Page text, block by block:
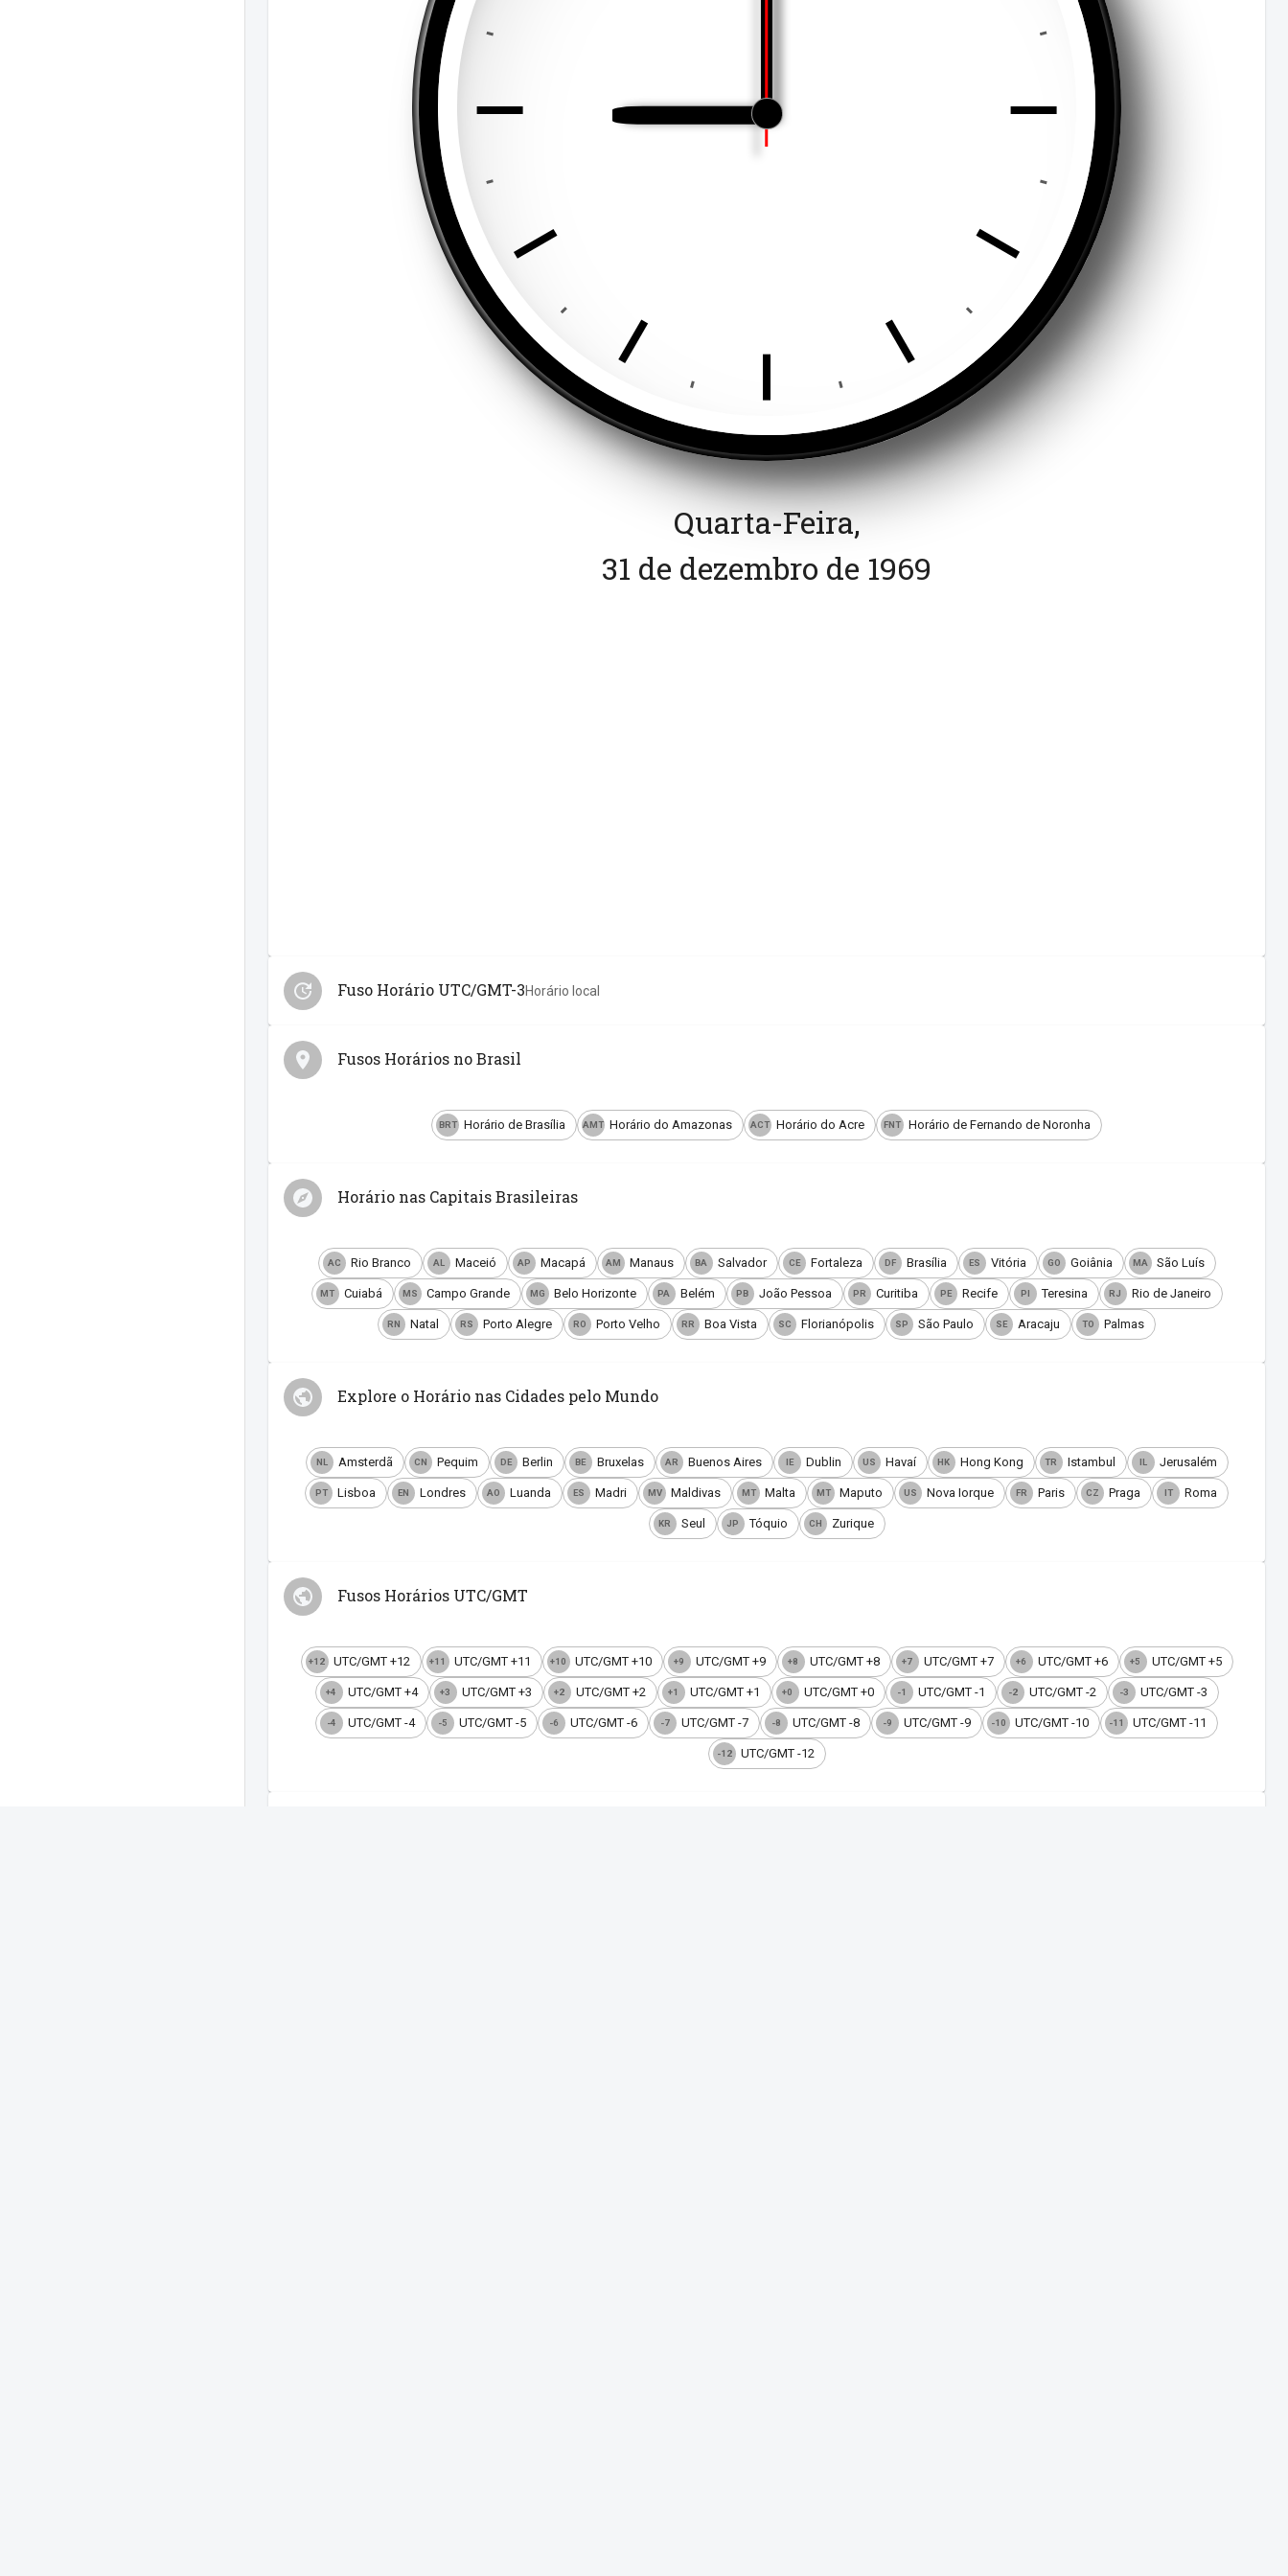
Quarta-Feira,
31 de dezembro de 1969
Fuso Horário UTC/GMT-3Horário local
Fusos Horários no Brasil
BRT Horário de Brasília AMT Horário do Amazonas ACT Horário do Acre FNT Horário de Fernando de Noronha
Horário nas Capitais Brasileiras
AC Rio Branco AL Maceió AP Macapá AM Manaus BA Salvador CE Fortaleza DF Brasília ES Vitória GO Goiânia MA São Luís
MT Cuiabá MS Campo Grande MG Belo Horizonte PA Belém PB João Pessoa PR Curitiba PE Recife PI Teresina RJ Rio de Janeiro
RN Natal RS Porto Alegre RO Porto Velho RR Boa Vista SC Florianópolis SP São Paulo SE Aracaju TO Palmas
Explore o Horário nas Cidades pelo Mundo
NL Amsterdã CN Pequim DE Berlin BE Bruxelas AR Buenos Aires IE Dublin US Havaí HK Hong Kong TR Istambul IL Jerusalém
PT Lisboa EN Londres AO Luanda ES Madri MV Maldivas MT Malta MT Maputo US Nova Iorque FR Paris CZ Praga IT Roma
KR Seul JP Tóquio CH Zurique
Fusos Horários UTC/GMT
+12 UTC/GMT +12 +11 UTC/GMT +11 +10 UTC/GMT +10 +9 UTC/GMT +9 +8 UTC/GMT +8 +7 UTC/GMT +7 +6 UTC/GMT +6 +5 UTC/GMT +5
+4 UTC/GMT +4 +3 UTC/GMT +3 +2 UTC/GMT +2 +1 UTC/GMT +1 +0 UTC/GMT +0 -1 UTC/GMT -1 -2 UTC/GMT -2 -3 UTC/GMT -3
-4 UTC/GMT -4 -5 UTC/GMT -5 -6 UTC/GMT -6 -7 UTC/GMT -7 -8 UTC/GMT -8 -9 UTC/GMT -9 -10 UTC/GMT -10 -11 UTC/GMT -11
-12 UTC/GMT -12